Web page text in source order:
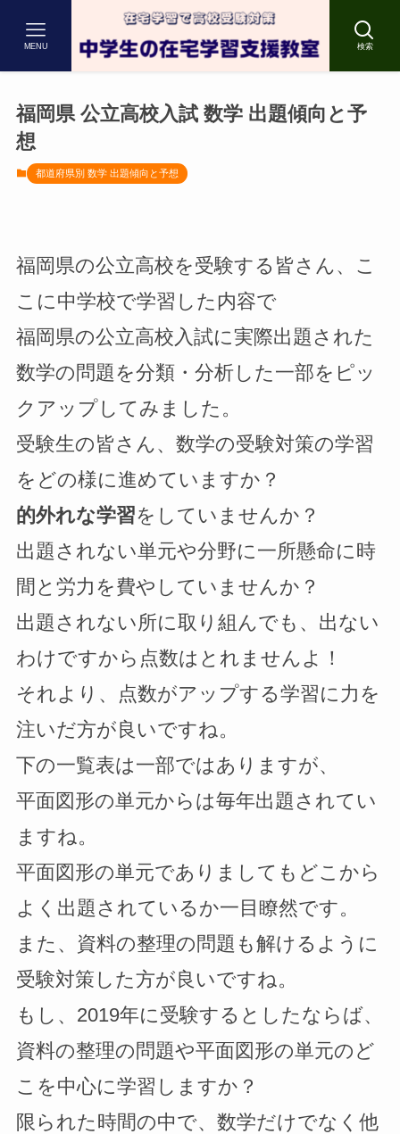
検索
MENU
福岡県 公立高校入試 数学 出題傾向と予
想
都道府県別 数学 出題傾向と予想
福岡県の公立高校を受験する皆さん、こ
こに中学校で学習した内容で
福岡県の公立高校入試に実際出題された
数学の問題を分類・分析した一部をピッ
クアップしてみました。
受験生の皆さん、数学の受験対策の学習
をどの様に進めていますか？
的外れな学習をしていませんか？
出題されない単元や分野に一所懸命に時
間と労力を費やしていませんか？
出題されない所に取り組んでも、出ない
わけですから点数はとれませんよ！
それより、点数がアップする学習に力を
注いだ方が良いですね。
下の一覧表は一部ではありますが、
平面図形の単元からは毎年出題されてい
ますね。
平面図形の単元でありましてもどこから
よく出題されているか一目瞭然です。
また、資料の整理の問題も解けるように
受験対策した方が良いですね。
もし、2019年に受験するとしたならば、
資料の整理の問題や平面図形の単元のど
こを中心に学習しますか？
限られた時間の中で、数学だけでなく他